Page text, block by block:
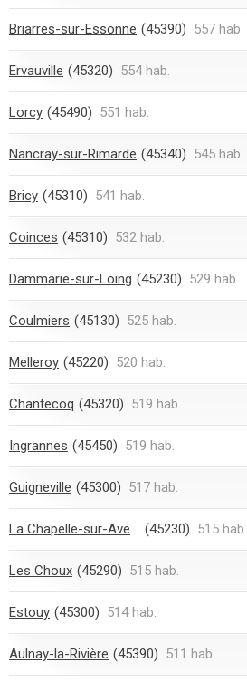
Briarres-sur-Essonne (45390) 557 hab.
Ervauville (45320) 554 hab.
Lorcy (45490) 551 hab.
Nancray-sur-Rimarde (45340) 545 hab.
Bricy (45310) 541 hab.
Coinces (45310) 532 hab.
Dammarie-sur-Loing (45230) 529 hab.
Coulmiers (45130) 525 hab.
Melleroy (45220) 520 hab.
Chantecoq (45320) 519 hab.
Ingrannes (45450) 519 hab.
Guigneville (45300) 517 hab.
La Chapelle-sur-Aveyron (45230) 515 hab.
Les Choux (45290) 515 hab.
Estouy (45300) 514 hab.
Aulnay-la-Rivière (45390) 511 hab.